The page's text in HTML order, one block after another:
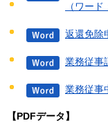
（ワード
返還免除
業務従事
業務従事
【PDFデータ】